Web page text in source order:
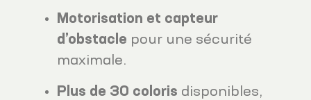
Motorisation et capteur
d’obstacle pour une sécurité
maximale.
Plus de 30 coloris disponibles,